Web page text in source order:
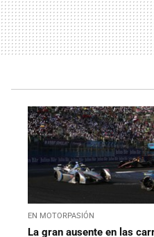
EN MOTORPASIÓN
La gran ausente en las